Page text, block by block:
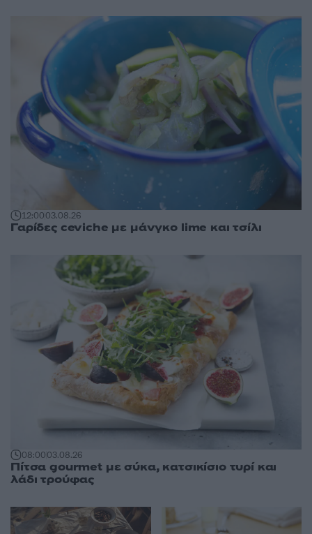
12:0003.08.26
Γαρίδες ceviche με μάνγκο lime και τσίλι
08:0003.08.26
Πίτσα gourmet με σύκα, κατσικίσιο τυρί και
λάδι τρούφας